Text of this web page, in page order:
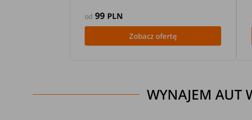
od99 PLN
Zobacz ofertę
WYNAJEM AUT